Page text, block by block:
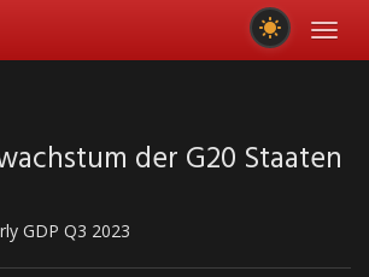
der G20 Staaten
GDP Q3 2023